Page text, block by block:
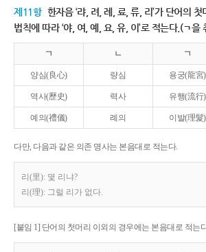
제11항 한자음 ‘랴, 려, 례, 료, 류, 리’가 단어의
법칙에 따라 ‘야, 여, 예, 요, 유, 이’로 적는다.(ㄱ을
ㄱ ㄴ ㄱ
양심(良心) 량심 용궁(龍宮)
역사(歷史) 력사 유행(流行)
예의(禮儀) 례의 이발(理髮)
다만, 다음과 같은 의존 명사는 본음대로 적는다.
리(里): 몇 리냐?
리(理): 그럴 리가 없다.
[붙임 1] 단어의 첫머리 이외의 경우에는 본음대로 적는